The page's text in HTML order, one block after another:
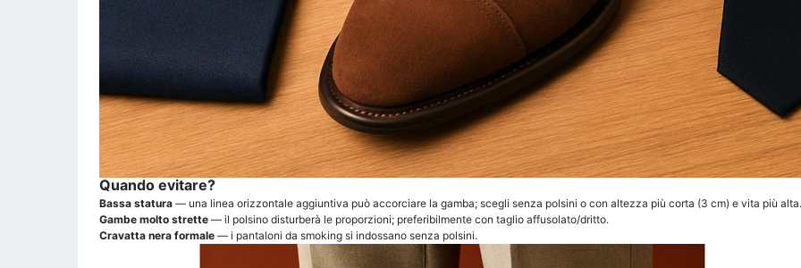
Quando evitare?
Bassa statura — una linea orizzontale aggiuntiva può accorciare la gamba; scegli senza polsini o con altezza più corta (3 cm) e vita più alta.
Gambe molto strette — il polsino disturberà le proporzioni; preferibilmente con taglio affusolato/dritto.
Cravatta nera formale — i pantaloni da smoking si indossano senza polsini.